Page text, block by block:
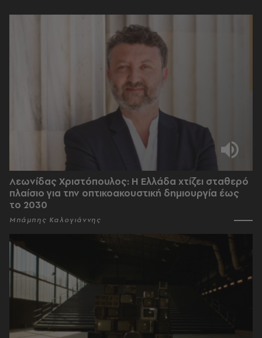
Λεωνίδας Χριστόπουλος: Η Ελλάδα χτίζει σταθερό
πλαίσιο για την οπτικοακουστική δημιουργία έως
το 2030
Μπάμπης Καλογιάννης